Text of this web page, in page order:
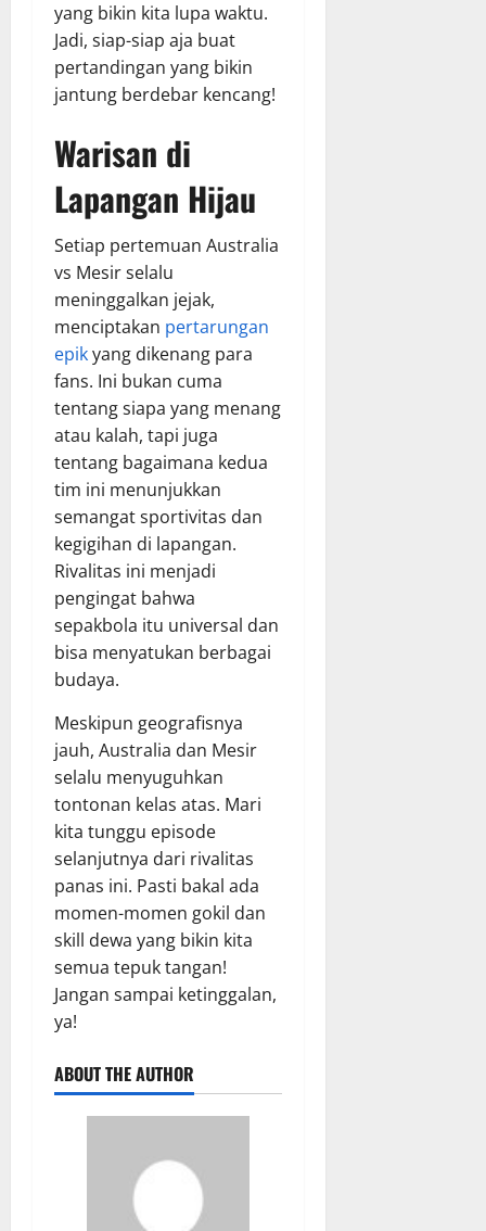
yang bikin kita lupa waktu.
Jadi, siap-siap aja buat
pertandingan yang bikin
jantung berdebar kencang!
Warisan di
Lapangan Hijau
Setiap pertemuan Australia
vs Mesir selalu
meninggalkan jejak,
menciptakan pertarungan
epikyang dikenang para
fans. Ini bukan cuma
tentang siapa yang menang
atau kalah, tapi juga
tentang bagaimana kedua
tim ini menunjukkan
semangat sportivitas dan
kegigihan di lapangan.
Rivalitas ini menjadi
pengingat bahwa
sepakbola itu universal dan
bisa menyatukan berbagai
budaya.
Meskipun geografisnya
jauh, Australia dan Mesir
selalu menyuguhkan
tontonan kelas atas. Mari
kita tunggu episode
selanjutnya dari rivalitas
panas ini. Pasti bakal ada
momen-momen gokil dan
skill dewa yang bikin kita
semua tepuk tangan!
Jangan sampai ketinggalan,
ya!
ABOUT THE AUTHOR